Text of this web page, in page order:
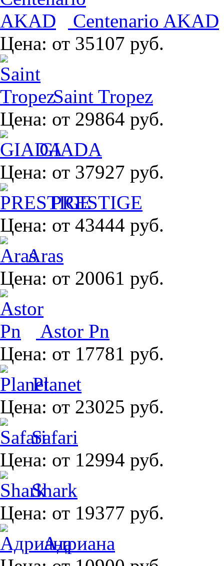
Centenario AKAD
Цена: от 35107 руб.
Saint Tropez
Цена: от 29864 руб.
GIADA
Цена: от 37927 руб.
PRESTIGE
Цена: от 43444 руб.
Aras
Цена: от 20061 руб.
Astor Pn
Цена: от 17781 руб.
Planet
Цена: от 23025 руб.
Safari
Цена: от 12994 руб.
Shark
Цена: от 19377 руб.
Адриана